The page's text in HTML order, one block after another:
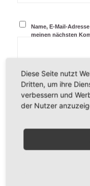
Name, E-Mail-
meinen nächsten
Diese Seite nutzt
Dritten, um ihre
verbessern und
der Nutzer